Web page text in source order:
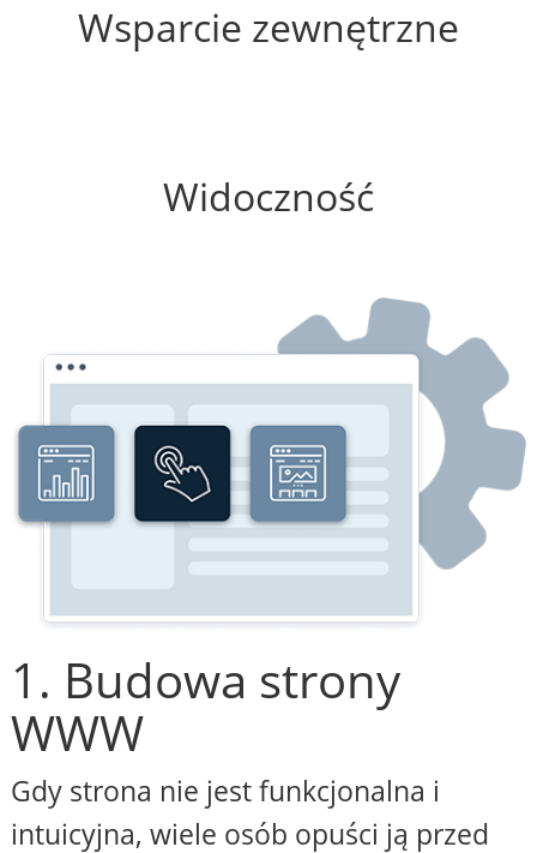
Wsparcie zewnętrzne
Widoczność
1. Budowa strony
WWW
Gdy strona nie jest funkcjonalna i
intuicyjna, wiele osób opuści ją przed